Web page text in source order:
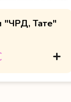
"ЧРД, Тате"